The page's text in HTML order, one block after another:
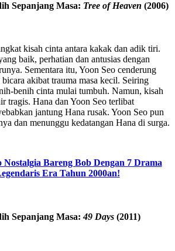
Sepanjang Masa: Tree of Heaven (2006)
kisah cinta antara kakak dan adik tiri.
baik, perhatian dan antusias dengan
Sementara itu, Yoon Seo cenderung
akibat trauma masa kecil. Seiring
benih cinta mulai tumbuh. Namun, kisah
tragis. Hana dan Yoon Seo terlibat
jantung Hana rusak. Yoon Seo pun
dan menunggu kedatangan Hana di surga.
Nostalgia Bareng Bob Dengan 7 Drama
Era Tahun 2000an!
Sepanjang Masa:49 Days (2011)